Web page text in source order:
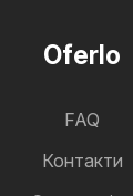
Oferlo
FAQ
Контакти